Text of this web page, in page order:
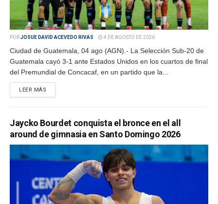
PORJOSUE DAVID ACEVEDO RIVAS 4 DE AGOSTO DE 2026
Ciudad de Guatemala, 04 ago (AGN).- La Selección Sub-20 de
Guatemala cayó 3-1 ante Estados Unidos en los cuartos de final
del Premundial de Concacaf, en un partido que la...
LEER MÁS
Jaycko Bourdet conquista el bronce en el all
around de gimnasia en Santo Domingo 2026